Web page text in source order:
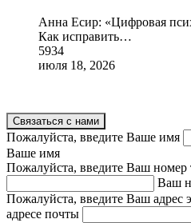
Анна Есир: «Цифровая
Как исправить…
5934
июля 18, 2026
Связаться с нами
Пожалуйста, введите Ваше имя
Ваше имя
Пожалуйста, введите Ваш номер
Ваш
Пожалуйста, введите Ваш адрес
адресе почты